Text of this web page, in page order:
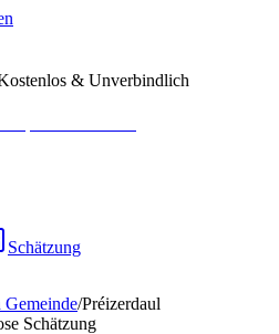
& Unverbindlich
Schätzung
Gemeinde/Préizerdaul
Schätzung